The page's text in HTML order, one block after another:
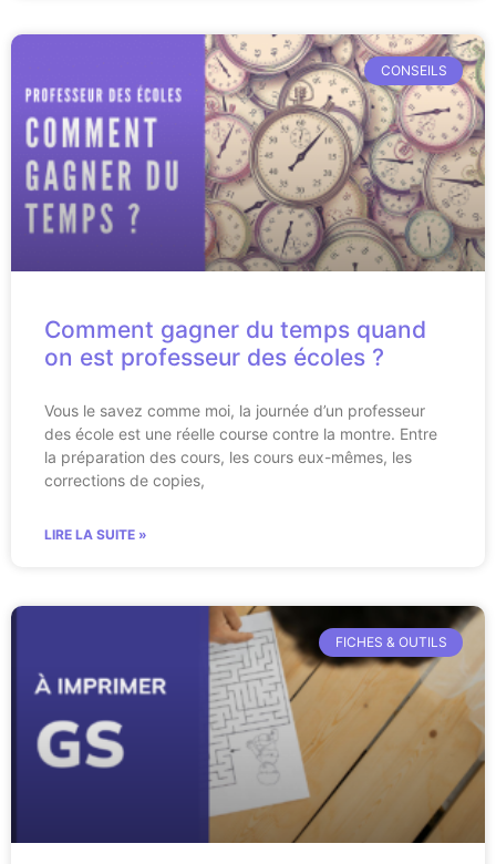
CONSEILS
Comment gagner du temps quand
on est professeur des écoles ?
Vous le savez comme moi, la journée d’un professeur
des école est une réelle course contre la montre. Entre
la préparation des cours, les cours eux-mêmes, les
corrections de copies,
LIRE LA SUITE »
FICHES & OUTILS